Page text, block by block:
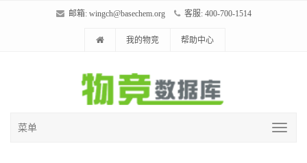
邮箱: wingch@basechem.org 客服: 400-700-1514
我的物竞 帮助中心
菜单